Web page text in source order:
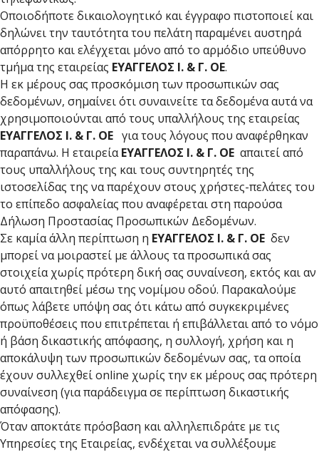
Οποιοδήποτε δικαιολογητικό και έγγραφο πιστοποιεί και
δηλώνει την ταυτότητα του πελάτη παραμένει αυστηρά
απόρρητο και ελέγχεται μόνο από το αρμόδιο υπεύθυνο
τμήμα της εταιρείας ΕΥΑΓΓΕΛΟΣ Ι. & Γ. ΟΕ.
Η εκ μέρους σας προσκόμιση των προσωπικών σας
δεδομένων, σημαίνει ότι συναινείτε τα δεδομένα αυτά να
χρησιμοποιούνται από τους υπαλλήλους της εταιρείας
ΕΥΑΓΓΕΛΟΣ Ι. & Γ. ΟΕ για τους λόγους που αναφέρθηκαν
παραπάνω. Η εταιρείαΕΥΑΓΓΕΛΟΣ Ι. & Γ. ΟΕ απαιτεί από
τους υπαλλήλους της και τους συντηρητές της
ιστοσελίδας της να παρέχουν στους χρήστες-πελάτες του
το επίπεδο ασφαλείας που αναφέρεται στη παρούσα
Δήλωση Προστασίας Προσωπικών Δεδομένων.
Σε καμία άλλη περίπτωση η ΕΥΑΓΓΕΛΟΣ Ι. & Γ. ΟΕ δεν
μπορεί να μοιραστεί με άλλους τα προσωπικά σας
στοιχεία χωρίς πρότερη δική σας συναίνεση, εκτός και αν
αυτό απαιτηθεί μέσω της νομίμου οδού. Παρακαλούμε
όπως λάβετε υπόψη σας ότι κάτω από συγκεκριμένες
προϋποθέσεις που επιτρέπεται ή επιβάλλεται από το νόμο
ή βάση δικαστικής απόφασης, η συλλογή, χρήση και η
αποκάλυψη των προσωπικών δεδομένων σας, τα οποία
έχουν συλλεχθεί online χωρίς την εκ μέρους σας πρότερη
συναίνεση (για παράδειγμα σε περίπτωση δικαστικής
απόφασης).
Όταν αποκτάτε πρόσβαση και αλληλεπιδράτε με τις
Υπηρεσίες της Εταιρείας, ενδέχεται να συλλέξουμε